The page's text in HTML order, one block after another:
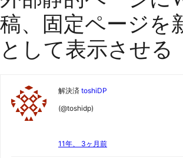
へ
ス
キ
ッ
象:
ラ
ム
の
稿、固定ページを
として表示させる
解決済 toshiDP
(@toshidp)
11年、 3ヶ月前